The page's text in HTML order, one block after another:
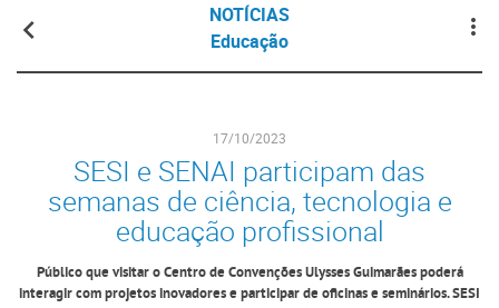
NOTÍCIAS
Educação
17/10/2023
SESI e SENAI participam das
semanas de ciência, tecnologia e
educação profissional
Público que visitar o Centro de Convenções Ulysses Guimarães poderá
interagir com projetos inovadores e participar de oficinas e seminários. SESI